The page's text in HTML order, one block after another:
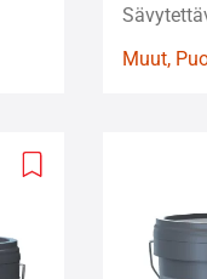
Muut,
Add